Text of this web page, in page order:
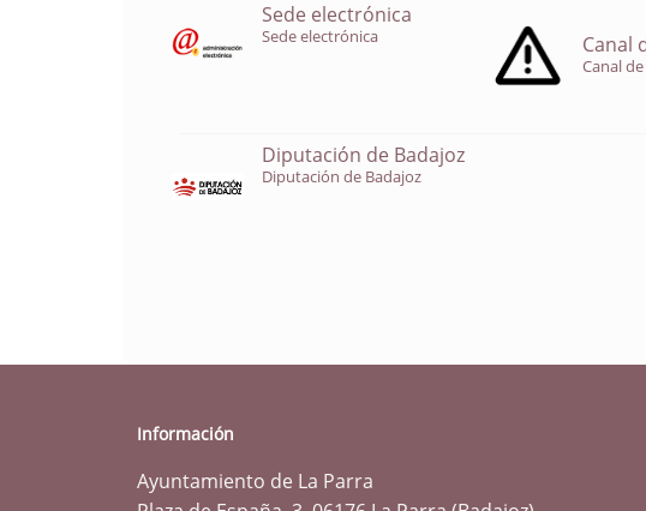
Sede electrónica
Sede electrónica Canal
Canal
Diputación de Badajoz
Diputación de Badajoz
Información
Ayuntamiento de La Parra